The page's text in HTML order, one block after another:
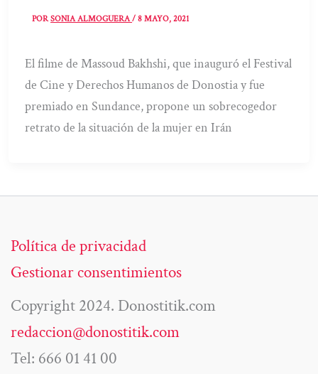
PORSONIA ALMOGUERA/8 MAYO, 2021
El filme de Massoud Bakhshi, que inauguró el Festival
de Cine y Derechos Humanos de Donostia y fue
premiado en Sundance, propone un sobrecogedor
retrato de la situación de la mujer en Irán
Política de privacidad
Gestionar consentimientos
Copyright 2024. Donostitik.com
redaccion@donostitik.com
Tel: 666 01 41 00